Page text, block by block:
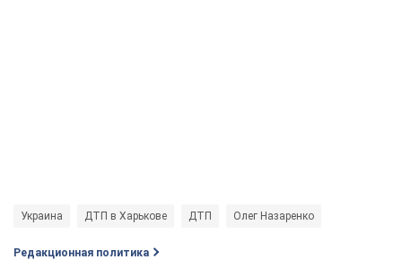
Украина ДТП в Харькове ДТП Олег Назаренко
Редакционная политика